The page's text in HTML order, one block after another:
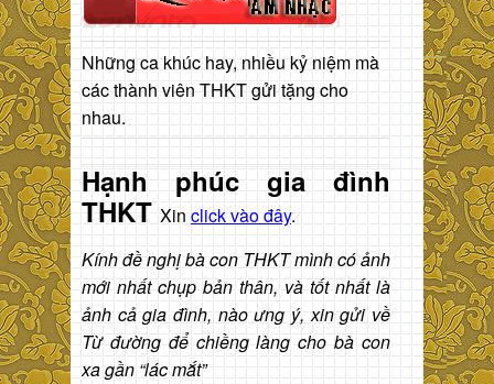
Những ca khúc hay, nhiều kỷ niệm mà
các thành viên THKT gửi tặng cho
nhau.
Hạnh phúc gia đình
THKT Xin click vào đây.
Kính đề nghị bà con THKT mình có ảnh
mới nhất chụp bản thân, và tốt nhất là
ảnh cả gia đình, nào ưng ý, xin gửi về
Từ đường để chiềng làng cho bà con
xa gần “lác mắt”